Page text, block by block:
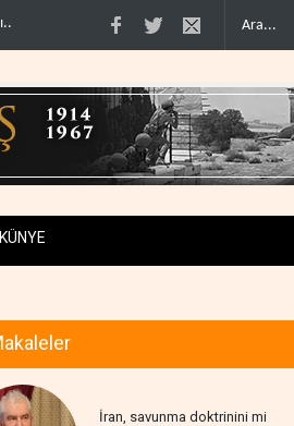
Yemen'den Suudi güçlerine ağır
KÜNYE
İran, savunma doktrinini mi